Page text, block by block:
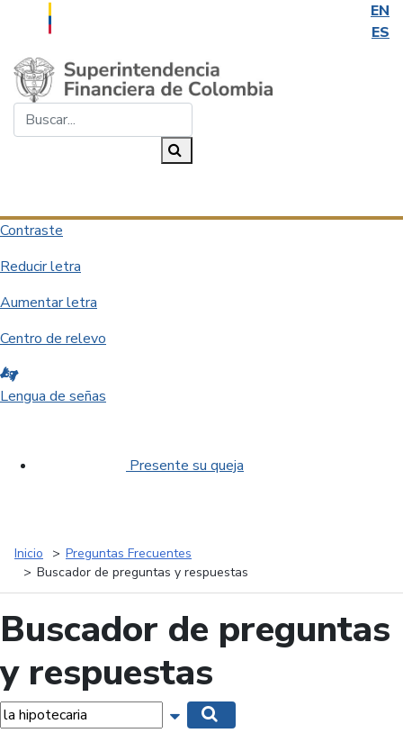
EN
ES
Saltar al contenido principal
Contraste
Reducir letra
Aumentar letra
Centro de relevo
Lengua de señas
Presente su queja
Inicio
Preguntas Frecuentes
Buscador de preguntas y respuestas
Buscador de preguntas
y respuestas
Mostrar opciones de búsqueda